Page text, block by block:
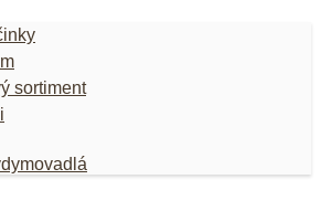
sortiment